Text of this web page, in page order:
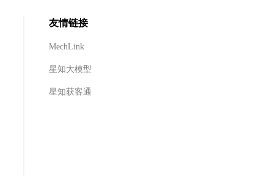
友情链接
MechLink
星知大模型
星知获客通